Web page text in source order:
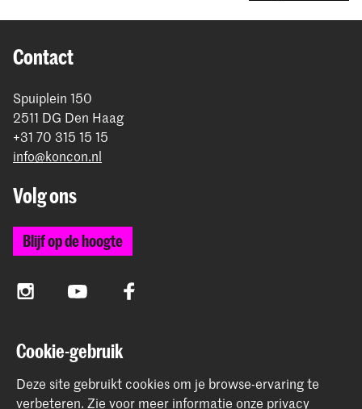
Contact
Spuiplein 150
2511 DG Den Haag
+31 70 315 15 15
info@koncon.nl
Volg ons
Blijf op de hoogte
InstagramYouTube Facebook
Het Koninklijk Conservatorium en de Koninklijke
Academie van Beeldende Kunsten vormen samen
Hogeschool der Kunsten Den Haag.
Cookie-gebruik
Deze site gebruikt cookies om je browse-ervaring te
verbeteren. Zie voor meer informatie onze privacy